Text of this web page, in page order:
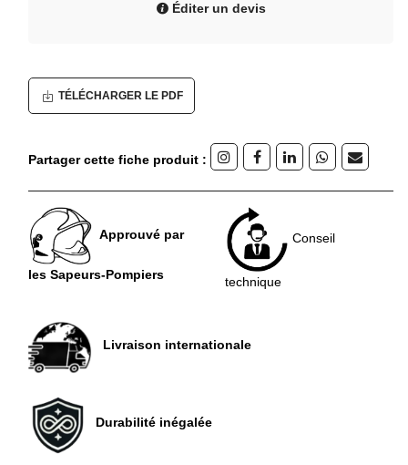
Éditer un devis
TÉLÉCHARGER LE PDF
Partager cette fiche produit :
Approuvé par
les Sapeurs-Pompiers
Conseil
technique
Livraison internationale
Durabilité inégalée